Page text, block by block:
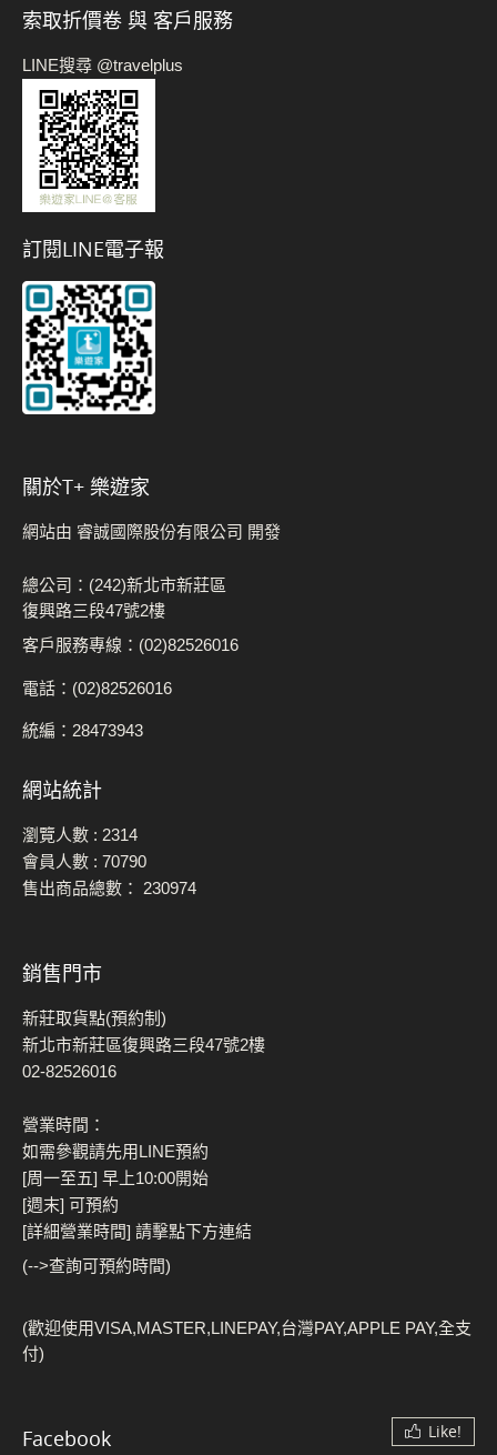
索取折價卷 與 客戶服務
LINE搜尋 @travelplus
訂閱LINE電子報
關於t+ 樂遊家
網站由 睿誠國際股份有限公司 開發
總公司：(242)新北市新莊區
復興路三段47號2樓
客戶服務專線：(02)82526016
電話：(02)82526016
統編：28473943
網站統計
瀏覽人數 : 2314
會員人數 : 70790
售出商品總數： 230974
銷售門市
新莊取貨點(預約制)
新北市新莊區復興路三段47號2樓
02-82526016
營業時間：
如需參觀請先用LINE預約
[周一至五] 早上10:00開始
[週末] 可預約
[詳細營業時間] 請擊點下方連結
(-->查詢可預約時間)
(歡迎使用VISA,MASTER,LINEPAY,台灣PAY,APPLE PAY,全支
付)
Facebook Like!